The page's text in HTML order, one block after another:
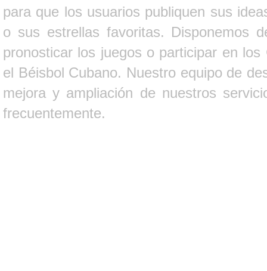
para que los usuarios publiquen sus
o sus estrellas favoritas. Disponemos
pronosticar los juegos o participar en
el Béisbol Cubano. Nuestro equipo de
mejora y ampliación de nuestros
frecuentemente.